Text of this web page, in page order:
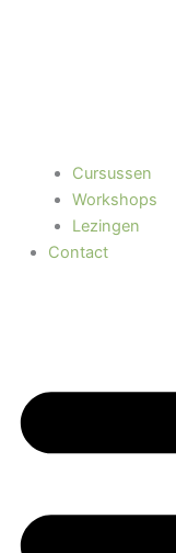
Cursussen
Workshops
Lezingen
Contact